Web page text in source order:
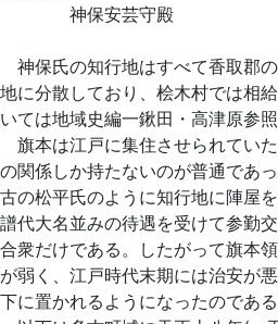
神保安芸守殿
神保氏の知行地はすべて香取郡
地に分散しており、桧木村では相
いては地域史編一鍬田・高津原参照)
旗本は江戸に集住させられてい
の関係しか持たないのが普通であ
古の松平氏のように知行地に陣屋
譜代大名並みの待遇を受けて参勤
合衆だけである。したがって旗本
が弱く、江戸時代末期には治安が
下に置かれるようになったのである